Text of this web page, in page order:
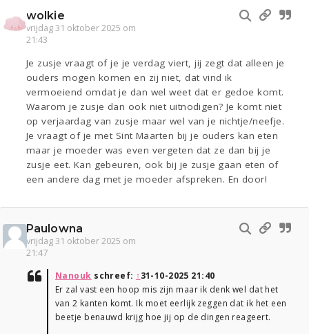
wolkie
vrijdag 31 oktober 2025 om
21:43
Je zusje vraagt of je je verdag viert, jij zegt dat alleen je
ouders mogen komen en zij niet, dat vind ik
vermoeiend omdat je dan wel weet dat er gedoe komt.
Waarom je zusje dan ook niet uitnodigen? Je komt niet
op verjaardag van zusje maar wel van je nichtje/neefje.
Je vraagt of je met Sint Maarten bij je ouders kan eten
maar je moeder was even vergeten dat ze dan bij je
zusje eet. Kan gebeuren, ook bij je zusje gaan eten of
een andere dag met je moeder afspreken. En door!
Paulowna
vrijdag 31 oktober 2025 om
21:47
Nanouk schreef: ↑31-10-2025 21:40
Er zal vast een hoop mis zijn maar ik denk wel dat het
van 2 kanten komt. Ik moet eerlijk zeggen dat ik het een
beetje benauwd krijg hoe jij op de dingen reageert.